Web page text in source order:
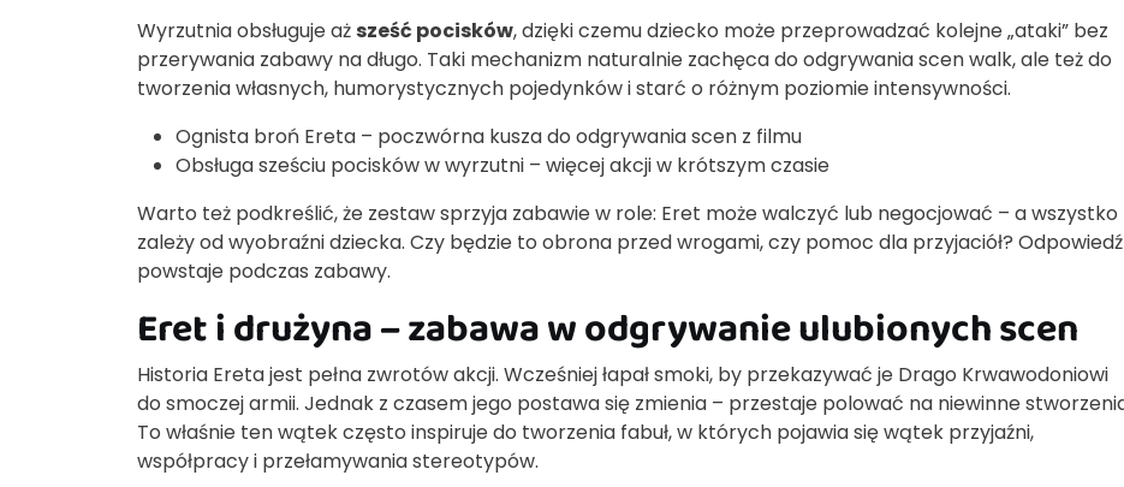
Wyrzutnia obsługuje aż sześć pocisków, dzięki czemu dziecko może przeprowadzać kolejne „ataki” bez
przerywania zabawy na długo. Taki mechanizm naturalnie zachęca do odgrywania scen walk, ale też do
tworzenia własnych, humorystycznych pojedynków i starć o różnym poziomie intensywności.
Ognista broń Ereta – poczwórna kusza do odgrywania scen z filmu
Obsługa sześciu pocisków w wyrzutni – więcej akcji w krótszym czasie
Warto też podkreślić, że zestaw sprzyja zabawie w role: Eret może walczyć lub negocjować – a wszystko
zależy od wyobraźni dziecka. Czy będzie to obrona przed wrogami, czy pomoc dla przyjaciół? Odpowiedź
powstaje podczas zabawy.
Eret i drużyna – zabawa w odgrywanie ulubionych scen
Historia Ereta jest pełna zwrotów akcji. Wcześniej łapał smoki, by przekazywać je Drago Krwawodoniowi
do smoczej armii. Jednak z czasem jego postawa się zmienia – przestaje polować na niewinne
To właśnie ten wątek często inspiruje do tworzenia fabuł, w których pojawia się wątek przyjaźni,
współpracy i przełamywania stereotypów.